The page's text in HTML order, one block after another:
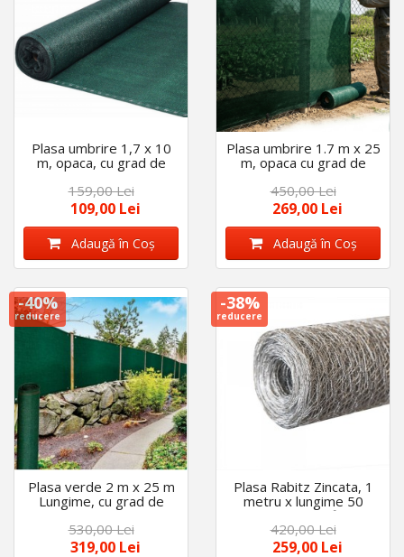
Plasa umbrire 1,7 x 10
m, opaca, cu grad de
95%, ideala pentru
garduri, terase, calitate
140 g/m2
159,00 Lei
109,00 Lei
Adaugă în Coş
Plasa umbrire 1.7 m x 25
m, opaca cu grad de
umbrire 95%, densitate
140 g/m2
450,00 Lei
269,00 Lei
Adaugă în Coş
-40%
reducere
Plasa verde 2 m x 25 m
Lungime, cu grad de
umbrire 95% m, Calitate
premium, densitate 140
gr/m2
530,00 Lei
319,00 Lei
-38%
reducere
Plasa Rabitz Zincata, 1
metru x lungime 50
metri , grosime fir 0.60
mm
420,00 Lei
259,00 Lei